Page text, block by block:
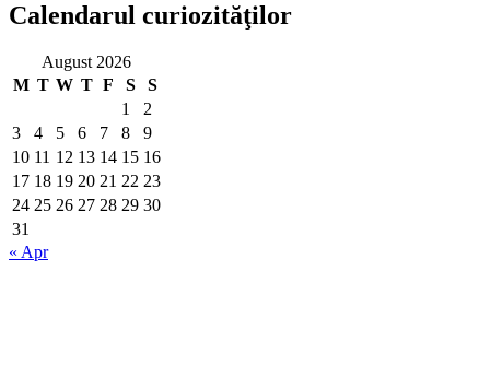
Calendarul curiozităţilor
August 2026
M T W T F S
S
1
2
3
4 5 6 7 8
9
10 11 12 13 14 15 16
17 18 19 20 21 22 23
24 25 26 27 28 29 30
31
« Apr